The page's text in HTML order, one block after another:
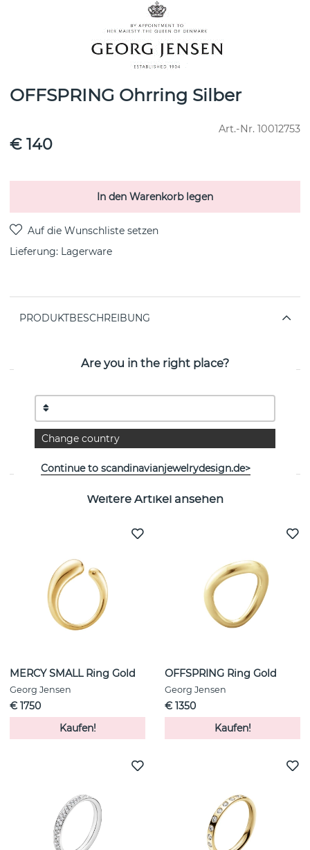
OFFSPRING Ohrring Silber
Art.-Nr. 10012753
€ 140
In den Warenkorb legen
Lieferung: Lagerware
PRODUKTBESCHREIBUNG
Kollektion: OFFSPRING
Breite: 9,5
Weitere Artikel ansehen
MERCY SMALL Ring Gold
Georg Jensen
€ 1750
Kaufen!
OFFSPRING Ring Gold
Georg Jensen
€ 1350
Kaufen!
Are you in the right place?
Change country
Continue to scandinavianjewelrydesign.de>